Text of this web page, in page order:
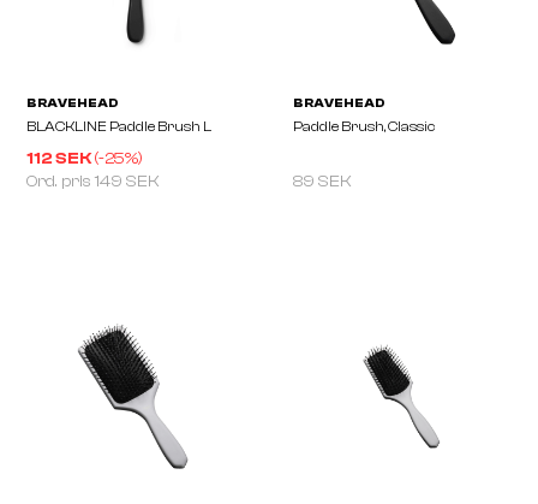
GRAPHENE Styling Paddle BLACKLINE Mini
112 SEK(-25%)
Ord. pris 149 SEK 89 SEK